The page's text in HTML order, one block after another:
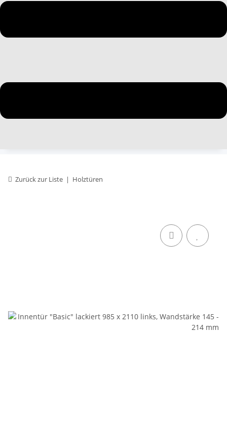
Zurück zur Liste Holztüren